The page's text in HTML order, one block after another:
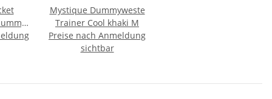
Mystique Dummyweste
Trainer Cool khaki M
Preise nach Anmeldung
sichtbar